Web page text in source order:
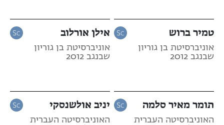
טמיר ברוש
אוניברסיטת בן גוריון
שבנגב 2012
אילן אורלוב
אוניברסיטת בן גוריון
שבנגב 2012
תומר מאיר סלמה
האוניברסיטה העברית
יניב אולשנסקי
האוניברסיטה העברית